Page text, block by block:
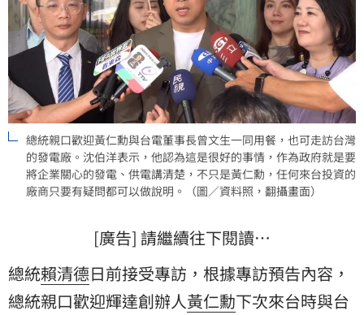
總統親口歡迎黃仁勳與台電董事長曾文生一同用餐，也可走訪台灣
的發電廠。沈伯洋表示，他認為這是很好的事情，作為政府就是要
將企業關心的發電、供電講清楚，不只是黃仁勳，任何來台投資的
廠商只要有疑問都可以做說明。（圖／資料照，翻攝畫面）
[廣告] 請繼續往下閱讀…
總統賴清德日前接受專訪，根據專訪預告內容，
總統親口歡迎輝達創辦人黃仁勳下次來台時與台